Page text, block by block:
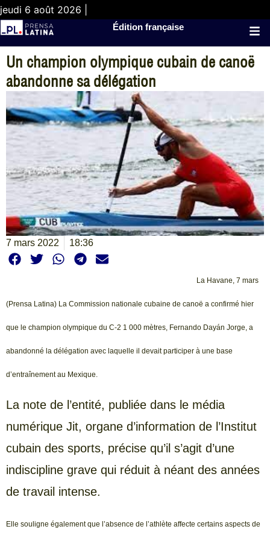
jeudi 6 août 2026 |
Édition française
Un champion olympique cubain de canoë
abandonne sa délégation
7 mars 2022 18:36
La Havane, 7 mars
(Prensa Latina) La Commission nationale cubaine de canoë a confirmé hier
que le champion olympique du C-2 1 000 mètres, Fernando Dayán Jorge, a
abandonné la délégation avec laquelle il devait participer à une base
d’entraînement au Mexique.
La note de l’entité, publiée dans le média
numérique Jit, organe d’information de l’Institut
cubain des sports, précise qu’il s’agit d’une
indiscipline grave qui réduit à néant des années
de travail intense.
Elle souligne également que l’absence de l’athlète affecte certains aspects de